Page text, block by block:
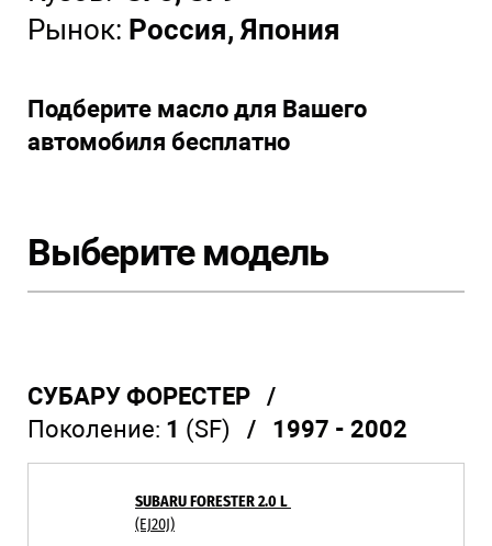
Рынок: Россия, Япония
Подберите масло для Вашего
автомобиля бесплатно
Выберите модель
СУБАРУ ФОРЕСТЕР /
Поколение: 1 (SF) / 1997 - 2002
SUBARU FORESTER 2.0 L
(EJ20J)